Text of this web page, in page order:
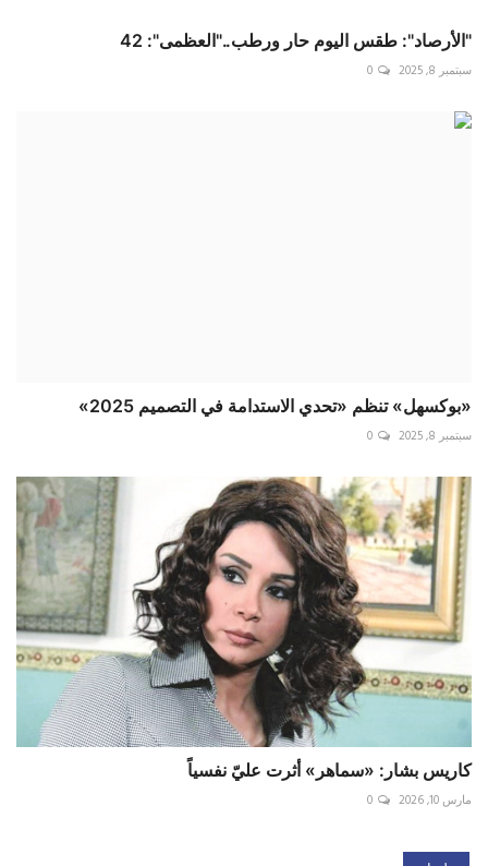
"الأرصاد": طقس اليوم حار ورطب.."العظمى": 42
سبتمبر 8, 2025 0
«بوكسهل» تنظم «تحدي الاستدامة في التصميم 2025»
سبتمبر 8, 2025 0
كاريس بشار: «سماهر» أثرت عليّ نفسياً
مارس 10, 2026 0